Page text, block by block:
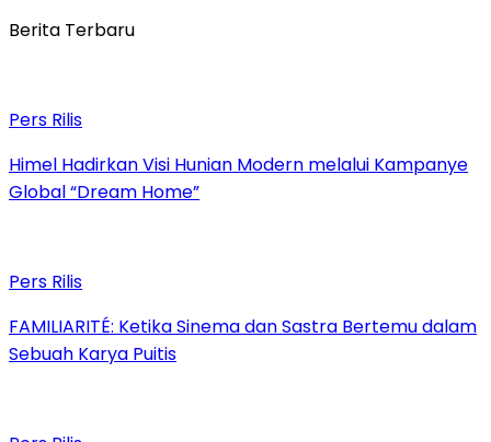
Berita Terbaru
Pers Rilis
Himel Hadirkan Visi Hunian Modern melalui Kampanye
Global “Dream Home”
Pers Rilis
FAMILIARITÉ: Ketika Sinema dan Sastra Bertemu dalam
Sebuah Karya Puitis